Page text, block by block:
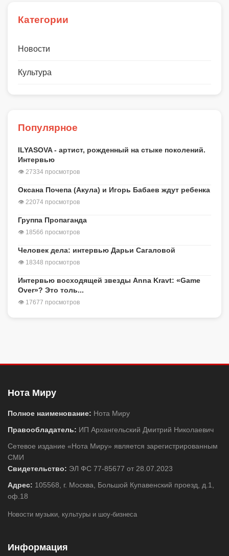
Категории
Новости
Культура
Популярное
ILYASOVA - артист, рожденный на стыке поколений.
Интервью
👁 27334 просмотров
Оксана Почепа (Акула) и Игорь Бабаев ждут ребенка
👁 22074 просмотров
Группа Пропаганда
👁 18566 просмотров
Человек дела: интервью Дарьи Сагаловой
👁 18348 просмотров
Интервью восходящей звезды Anna Kravt: «Game
Over»? Это толь...
👁 17677 просмотров
Нота Миру
Полное наименование: Нота Миру
Правообладатель: ИП Архангельский Дмитрий Николаевич
Сетевое издание «Нота Миру» является зарегистрированным
СМИ
Свидетельство: ЭЛ ФС 77-85677 от 28.07.2023
Адрес: 105568, г. Москва, Большой Купавенский проезд, д.1,
оф.18
Новости музыки, культуры и шоу-бизнеса
Информация